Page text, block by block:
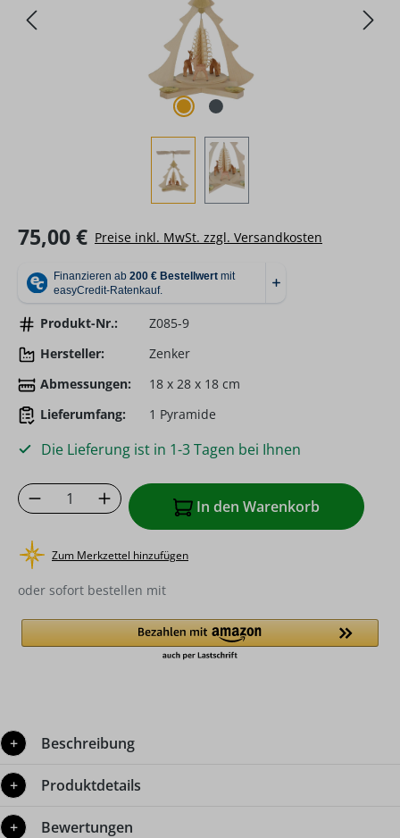
Regulärer Preis:
75,00 € Preise inkl. MwSt. zzgl. Versandkosten
Produkt-Nr.:
Z085-9
Hersteller:
Zenker
Abmessungen:
18 x 28 x 18 cm
Lieferumfang:
1 Pyramide
Die Lieferung ist in 1-3 Tagen bei Ihnen
Produkt Anzahl: Gib den gewünschten
In den Warenkorb
Zum Merkzettel hinzufügen
oder sofort bestellen mit
Beschreibung
Produktdetails
Bewertungen